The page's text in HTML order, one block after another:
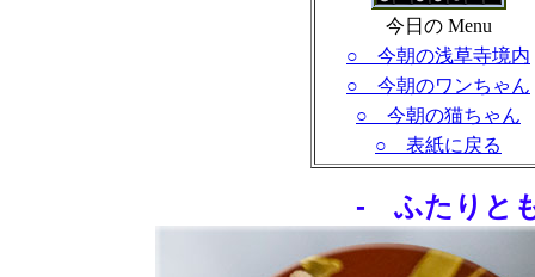
今日の Menu
○ 今朝の浅草寺境内
○ 今朝のワンちゃん
○ 今朝の猫ちゃん
○ 表紙に戻る
- ふたりと